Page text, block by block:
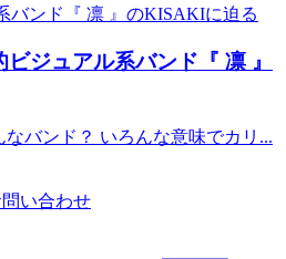
ビジュアル系バンド『 凛 』
なバンド？ いろんな意味でカリ...
問い合わせ